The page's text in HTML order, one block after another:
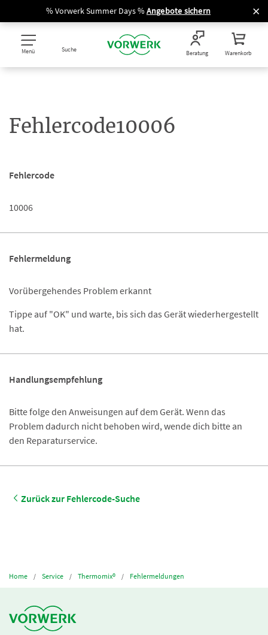
% Vorwerk Summer Days % Angebote sichern
Menü Suche Beratung Warenkorb
Fehlercode10006
Fehlercode
10006
Fehlermeldung
Vorübergehendes Problem erkannt
Tippe auf "OK" und warte, bis sich das Gerät wiederhergestellt
hat.
Handlungsempfehlung
Bitte folge den Anweisungen auf dem Gerät. Wenn das
Problem dadurch nicht behoben wird, wende dich bitte an
den Reparaturservice.
Zurück zur Fehlercode-Suche
Home Service Thermomix® Fehlermeldungen